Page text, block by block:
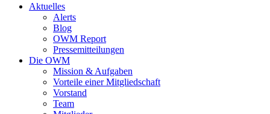
Aktuelles
Alerts
Blog
OWM Report
Pressemitteilungen
Die OWM
Mission & Aufgaben
Vorteile einer Mitgliedschaft
Vorstand
Team